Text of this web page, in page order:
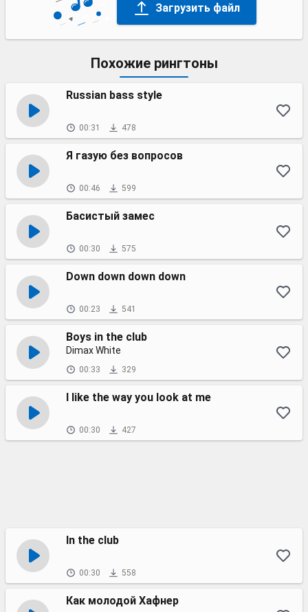
Загрузить файл
Похожие рингтоны
Russian bass style
00:31 478
Я газую без вопросов
00:46 599
Басистый замес
00:30 575
Down down down down
00:23 541
Boys in the club
Dimax White
00:33 329
I like the way you look at me
00:30 427
In the club
00:30 558
Как молодой Хафнер